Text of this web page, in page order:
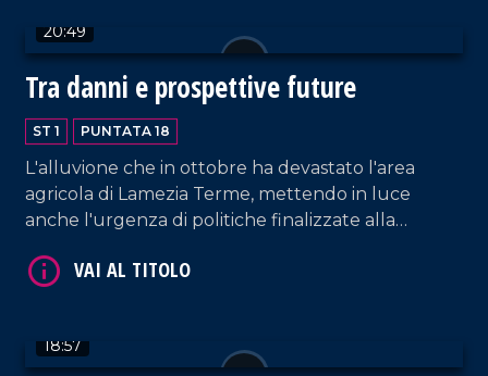
20:49
Tra danni e prospettive future
ST 1 PUNTATA 18
L'alluvione che in ottobre ha devastato l'area
agricola di Lamezia Terme, mettendo in luce
anche l'urgenza di politiche finalizzate alla
sogni e le aspettative degli imprenditori. Tra gli
territorio, la ricettività turistica destagionalizzata.
18:57
VAI AL TITOLO
VAI AL TITOLO